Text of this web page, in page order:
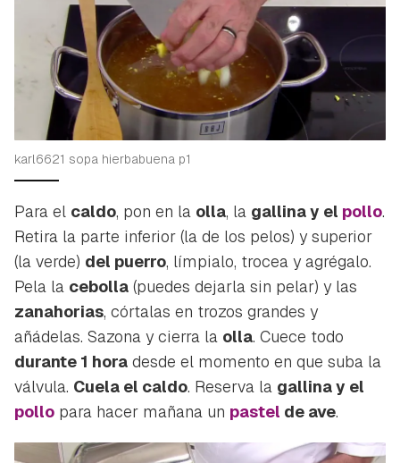
karl6621 sopa hierbabuena p1
Para el caldo, pon en la olla, la gallina y el pollo.
Retira la parte inferior (la de los pelos) y superior
(la verde) del puerro, límpialo, trocea y agrégalo.
Pela la cebolla (puedes dejarla sin pelar) y las
zanahorias, córtalas en trozos grandes y
añádelas. Sazona y cierra la olla. Cuece todo
durante 1 hora desde el momento en que suba la
válvula. Cuela el caldo. Reserva la gallina y el
pollo para hacer mañana un pastel de ave.